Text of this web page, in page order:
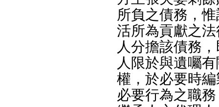
所負之債務，
活所為貢獻之
人分擔該債務
人限於與遺囑
權，於必要時
必要行為之職